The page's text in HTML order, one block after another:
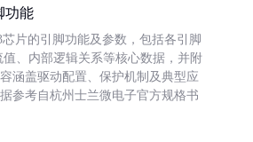
功能
芯片的引脚功能及参数，包括各引脚
、内部逻辑关系等核心数据，并附
涵盖驱动配置、保护机制及典型应
参考自杭州士兰微电子官方规格书